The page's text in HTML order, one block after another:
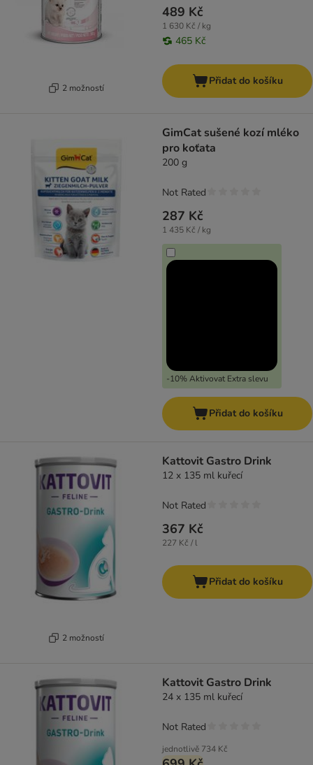
2 možností
489 Kč
1 630 Kč / kg
465 Kč
Přidat do košíku
GimCat sušené kozí mléko
pro koťata
200 g
287 Kč
1 435 Kč / kg
-10% Aktivovat Extra slevu
Not Rated
Přidat do košíku
2 možností
Kattovit Gastro Drink
12 x 135 ml kuřecí
367 Kč
227 Kč / l
Not Rated
Přidat do košíku
Kattovit Gastro Drink
24 x 135 ml kuřecí
jednotlivě 734 Kč
Not Rated